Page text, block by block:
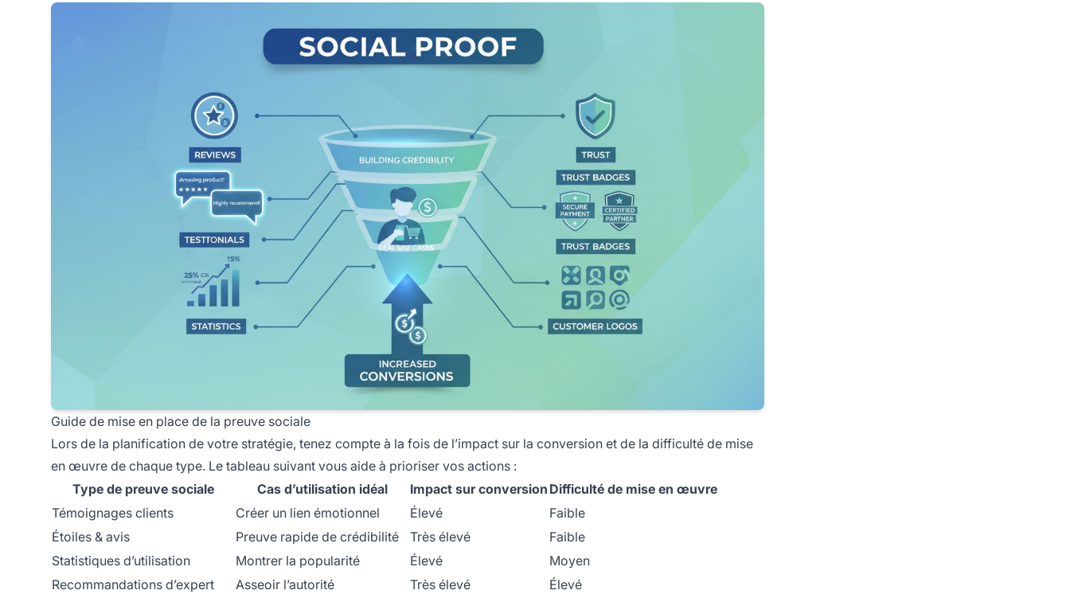
Guide de mise en place de la preuve sociale
Lors de la planification de votre stratégie, tenez compte à la fois de l’impact sur la conversion et de la difficulté de mise
en œuvre de chaque type. Le tableau suivant vous aide à prioriser vos actions :
Type de preuve sociale
Cas d’utilisation idéal Impact sur conversion Difficulté de mise en œuvre
Témoignages clients
Créer un lien émotionnel Élevé
Faible
Étoiles & avis
Preuve rapide de crédibilité Très élevé
Faible
Statistiques d’utilisation
Montrer la popularité Élevé
Moyen
Recommandations d’expert
Asseoir l’autorité Très élevé
Élevé